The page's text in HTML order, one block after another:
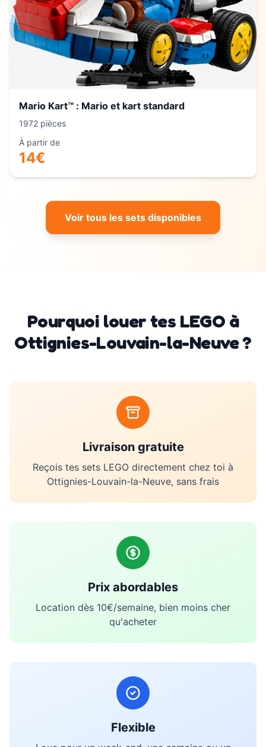
Mario Kart™ : Mario et kart standard
1972 pièces
À partir de
14€
Voir tous les sets disponibles
Pourquoi louer tes LEGO à
Ottignies-Louvain-la-Neuve?
Livraison gratuite
Reçois tes sets LEGO directement chez toi à
Ottignies-Louvain-la-Neuve, sans frais
Prix abordables
Location dès 10€/semaine, bien moins cher
qu'acheter
Flexible